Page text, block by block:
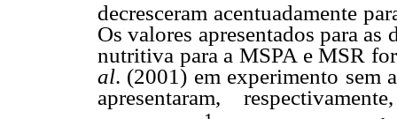
decresceram acentuadamente
Os valores apresentados para
nutritiva para a MSPA e MSR
al. (2001) em experimento sem
apresentaram,